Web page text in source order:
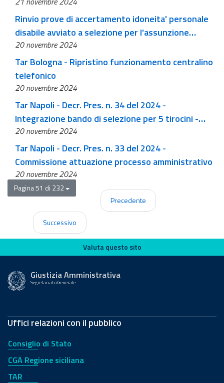
n.28-2024
Rinvio prove di accertamento idoneita' personale
disabile avviato a selezione per l'assunzione
nell'area operatori
20 novembre 2024
Tar Bologna - Ripristino funzionamento centralino
telefonico
20 novembre 2024
Tar Napoli - Decr. Pres. n. 34 del 2024 -
Integrazione bando di selezione per 5 tirocini -
Decr.Pres. Tar Napoli n.28 del 2024
20 novembre 2024
Tar Napoli - Decr. Pres. n. 33 del 2024 -
Commissione attuazione processo amministrativo
20 novembre 2024
Pagina 51 di 232
Precedente
Successivo
Valuta questo sito
Valuta questo sito
Giustizia Amministrativa
Segretariato Generale
Uffici relazioni con il pubblico
Consiglio di Stato
CGA Regione siciliana
TAR